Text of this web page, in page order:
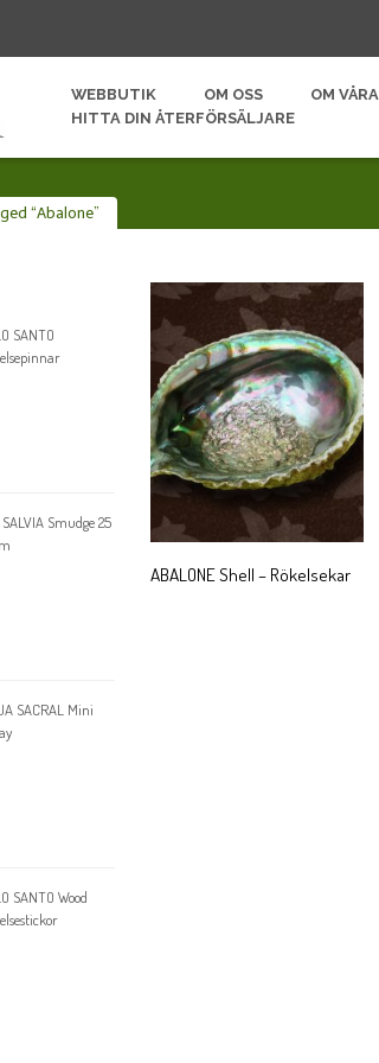
WEBBUTIK OM OSS OM
HITTA DIN ÅTERFÖRSÄLJARE
“Abalone”
ABALONE Shell – Rökelsekar
SANTO
Smudge 25
SACRAL Mini
SANTO Wood